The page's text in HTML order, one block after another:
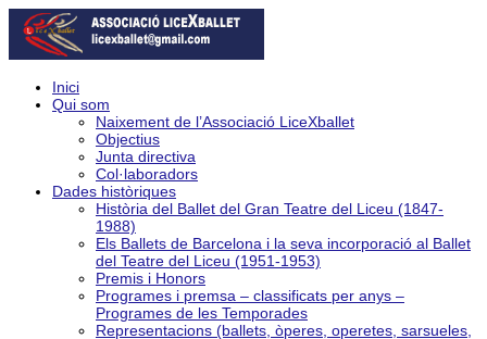
Inici
Qui som
Naixement de l’Associació LiceXballet
Objectius
Junta directiva
Col·laboradors
Dades històriques
Història del Ballet del Gran Teatre del Liceu (1847-
1988)
Els Ballets de Barcelona i la seva incorporació al Ballet
del Teatre del Liceu (1951-1953)
Premis i Honors
Programes i premsa – classificats per anys –
Programes de les Temporades
Representacions (ballets, òperes, operetes, sarsueles,